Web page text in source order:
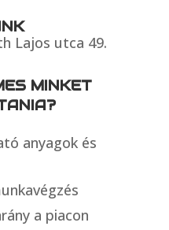
Lajos utca 49.
MINKET
anyagok és
a piacon